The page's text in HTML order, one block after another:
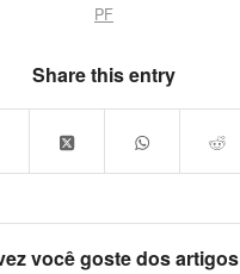
PF
Share this entry
você goste dos artigos